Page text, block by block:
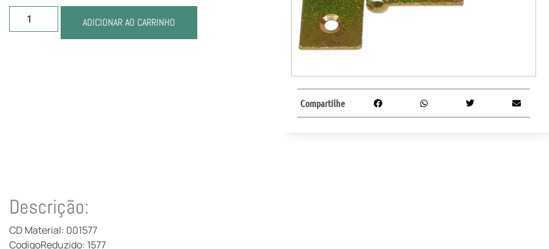
ADICIONAR AO CARRINHO
Compartilhe
Descrição:
CD Material: 001577
CodigoReduzido: 1577